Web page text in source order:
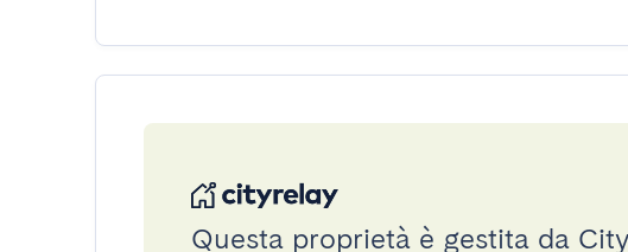
Questa proprietà è gestita da